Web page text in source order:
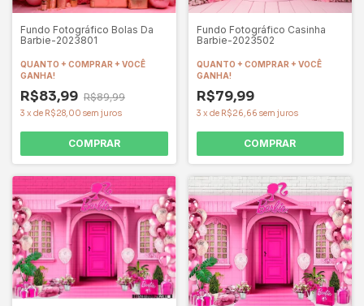
Fundo Fotográfico Bolas Da
Barbie-2023801
QUANTO + COMPRAR + VOCÊ
GANHA!
R$83,99 R$89,99
3 x de R$28,00 sem juros
COMPRAR
Fundo Fotográfico Casinha
Barbie-2023502
QUANTO + COMPRAR + VOCÊ
GANHA!
R$79,99
3 x de R$26,66 sem juros
COMPRAR